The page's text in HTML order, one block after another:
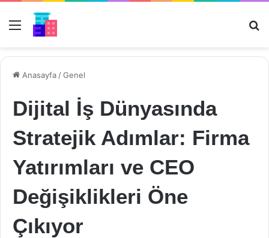
Menü
Anasayfa /Genel
Dijital İş Dünyasında
Stratejik Adımlar: Firma
Yatırımları ve CEO
Değişiklikleri Öne
Çıkıyor